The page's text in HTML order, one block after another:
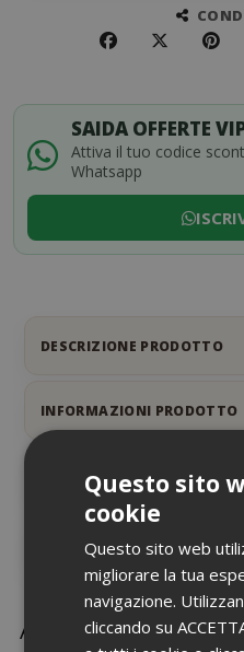
SAIDA OFFERTE
Attiva il tuo codice
Whatsapp
DESCRIZIONE PRODOTTO
INFORMAZIONI PRODOTTO
SCHEDA INFORMATIVA
RECENSIONI
ALTRI CLIENTI COME
Questo sito
cookie
Questo sito web
migliorare la tua
navigazione.
cliccando su